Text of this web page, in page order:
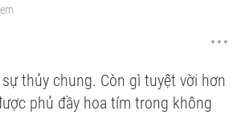
thủy chung. Còn gì tuyệt vời hơn
phủ đầy hoa tím trong không